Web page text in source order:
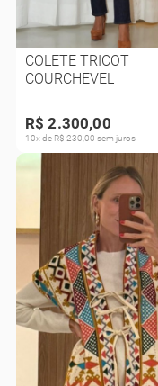
COLETE TRICOT
COURCHEVEL
R$ 2.300,00
10x de R$ 230,00 sem juros